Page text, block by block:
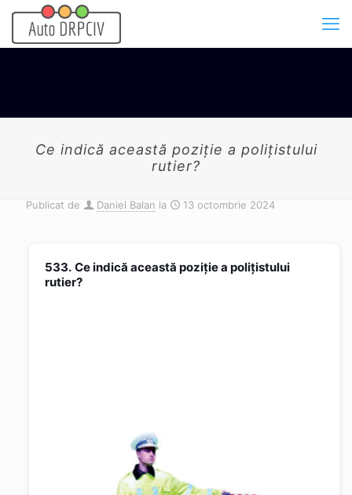
Ce indică această poziţie a poliţistului
rutier?
Publicat de Daniel Balan la 13 octombrie 2024
533. Ce indică această poziţie a poliţistului
rutier?